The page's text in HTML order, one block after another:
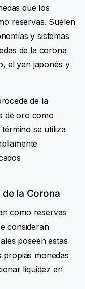
que los
reservas. Suelen
y sistemas
de la corona
el yen japonés y
de la
de oro como
se utiliza
la Corona
como reservas
consideran
poseen estas
monedas
liquidez en